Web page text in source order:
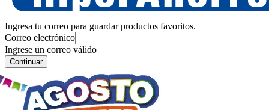
Ingresa tu correo para guardar productos favoritos.
Correo electrónico
Ingrese un correo válido
Continuar